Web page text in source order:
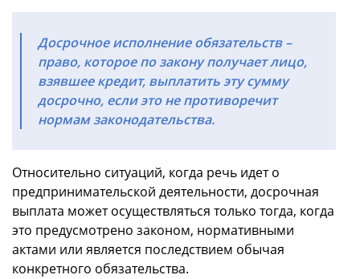
Досрочное исполнение обязательств –
право, которое по закону получает лицо,
взявшее кредит, выплатить эту сумму
досрочно, если это не противоречит
нормам законодательства.
Относительно ситуаций, когда речь идет о
предпринимательской деятельности, досрочная
выплата может осуществляться только тогда, когда
это предусмотрено законом, нормативными
актами или является последствием обычая
конкретного обязательства.